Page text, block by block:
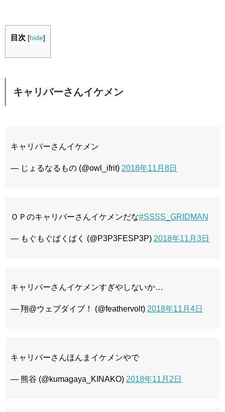
目次 [hide]
キャリバーさんイケメン
キャリバーさんイケメン
— じょるなるもの (@owl_ifrit) 2018年11月8日
ＯＰのキャリバーさんイケメンだな#SSSS_GRIDMAN
— もぐもぐぱくぱく (@P3P3FESP3P) 2018年11月3日
キャリバーさんイケメンすぎやしないか…
— 翔@ウェブダイブ！ (@feathervolt) 2018年11月4日
キャリバーさんほんまイケメンやで
— 熊谷 (@kumagaya_KINAKO) 2018年11月2日